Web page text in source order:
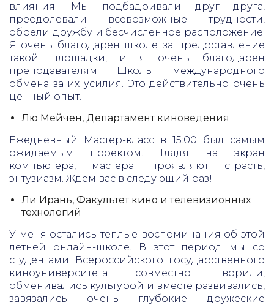
влияния. Мы подбадривали друг друга,
преодолевали всевозможные трудности,
обрели дружбу и бесчисленное расположение.
Я очень благодарен школе за предоставление
такой площадки, и я очень благодарен
преподавателям Школы международного
обмена за их усилия. Это действительно очень
ценный опыт.
Лю Мейчен, Департамент киноведения
Ежедневный Мастер-класс в 15:00 был самым
ожидаемым проектом. Глядя на экран
компьютера, мастера проявляют страсть,
энтузиазм. Ждем вас в следующий раз!
Ли Ирань, Факультет кино и телевизионных
технологий
У меня остались теплые воспоминания об этой
летней онлайн-школе. В этот период мы со
студентами Всероссийского государственного
киноуниверситета совместно творили,
обменивались культурой и вместе развивались,
завязались очень глубокие дружеские